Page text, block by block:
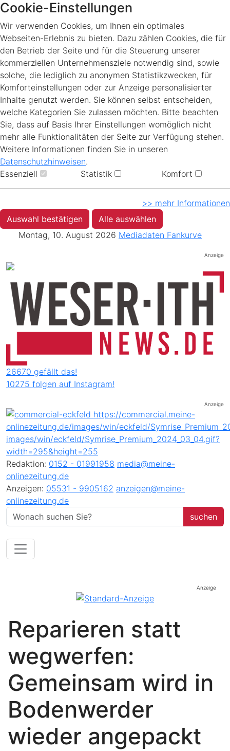
Cookie-Einstellungen
Wir verwenden Cookies, um Ihnen ein optimales
Webseiten-Erlebnis zu bieten. Dazu zählen Cookies, die für
den Betrieb der Seite und für die Steuerung unserer
kommerziellen Unternehmensziele notwendig sind, sowie
solche, die lediglich zu anonymen Statistikzwecken, für
Komforteinstellungen oder zur Anzeige personalisierter
Inhalte genutzt werden. Sie können selbst entscheiden,
welche Kategorien Sie zulassen möchten. Bitte beachten
Sie, dass auf Basis Ihrer Einstellungen womöglich nicht
mehr alle Funktionalitäten der Seite zur Verfügung stehen.
Weitere Informationen finden Sie in unseren
Datenschutzhinweisen.
Essenziell
Statistik Komfort
>> mehr Informationen
Auswahl bestätigen
Alle auswählen
Montag, 10. August 2026 Mediadaten Fankurve
Anzeige
26670 gefällt das!
10275 folgen auf Instagram!
Anzeige
Redaktion: 0152 - 01991958 media@meine-
onlinezeitung.de
Anzeigen: 05531 - 9905162 anzeigen@meine-
onlinezeitung.de
Anzeige
Reparieren statt
wegwerfen:
Gemeinsam wird in
Bodenwerder
wieder angepackt